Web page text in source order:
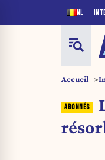
NL
Accueil